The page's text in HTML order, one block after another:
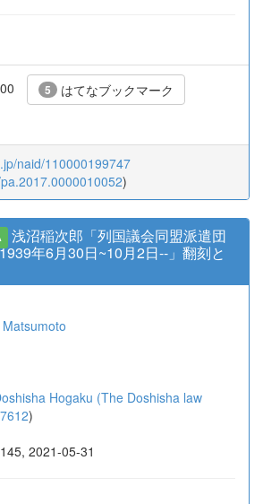
5 はてなブックマーク
naid/110000199747
)
浅沼稲次郎「列国議会同盟派遣団
年6月30日~10月2日--」翻刻と
Hogaku (The Doshisha law
)
2021-05-31